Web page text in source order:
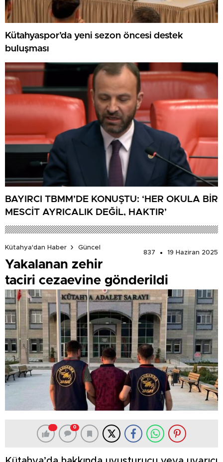
Kütahyaspor’da yeni sezon öncesi destek
buluşması
BAYIRCI TBMM’DE KONUŞTU: ‘HER OKULA BİR
MESCİT AYRICALIK DEĞİL, HAKTIR’
Kütahya'dan Haber
Güncel
837
19 Haziran 2025
Yakalanan zehir
taciri cezaevine gönderildi
0